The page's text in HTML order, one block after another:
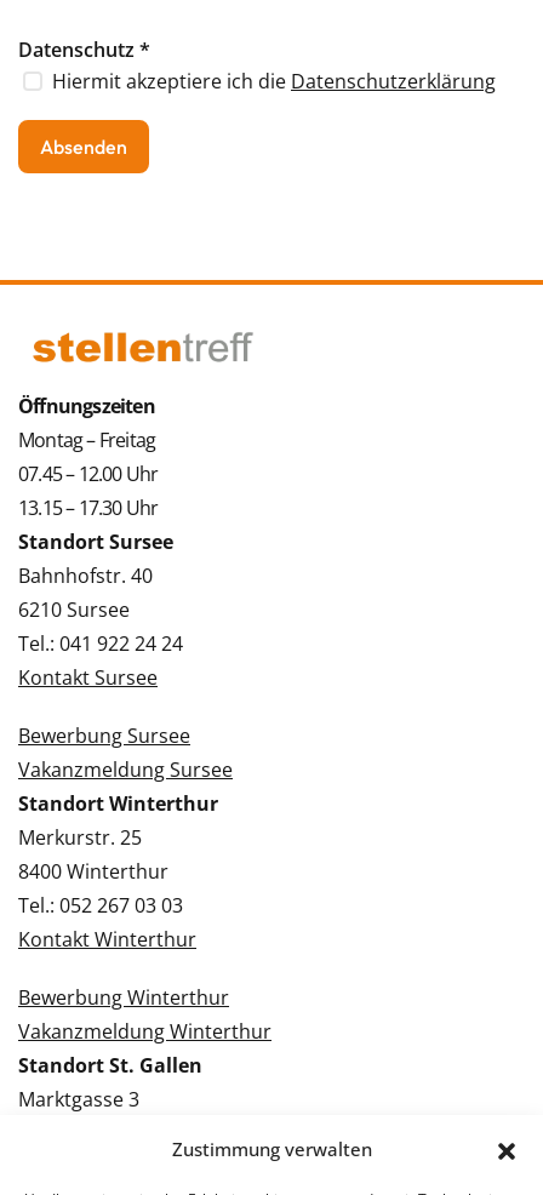
Zustimmung verwalten
Datenschutz*
Hiermit akzeptiere ich die Datenschutzerklärung
Öffnungszeiten
Montag – Freitag
07.45 – 12.00 Uhr
13.15 – 17.30 Uhr
Standort Sursee
Bahnhofstr. 40
6210 Sursee
Tel.: 041 922 24 24
Kontakt Sursee
Bewerbung Sursee
Vakanzmeldung Sursee
Standort Winterthur
Merkurstr. 25
8400 Winterthur
Tel.: 052 267 03 03
Kontakt Winterthur
Bewerbung Winterthur
Vakanzmeldung Winterthur
Standort St. Gallen
Marktgasse 3